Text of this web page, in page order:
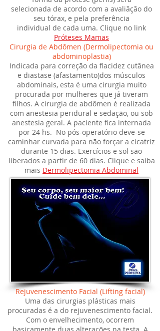
selecionada de acordo com a avaliãção do
seu tórax, e pela preferência
individual de cada uma. Clique no link
Próteses Mamas
Cirurgia de Abdômen (Dermolipectomia ou
abdominoplastia)
Indicada para correção da flacidez cutânea
e diastase (afastamento)dos músculos
abdominais, esta é uma cirurgia muito
procurada por mulheres que já tiveram
filhos. A cirurgia de abdômen é realizada
com anestesia peridural e sedação, ou sob
anestesia geral. A paciente fica internada
por 24 hs. No pós-operatório deve-se
caminhar curvada para não forçar a cicatriz
durante 15 dias. Exercícios e sol são
liberados a partir de 60 dias. Clique e saiba
mais Dermolipectomia Abdominal
Rejuvenescimento Facial (Lifting facial)
Uma das cirurgias plásticas mais
procuradas é a do rejuvenescimento facial.
Com o envelhecimento, ocorrem